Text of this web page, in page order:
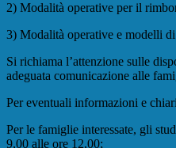
2) Modalità operative per il
3) Modalità operative e modelli
Si richiama l’attenzione sulle
adeguata comunicazione alle
Per eventuali informazioni e
Per le famiglie interessate, gli
9,00 alle ore 12,00;